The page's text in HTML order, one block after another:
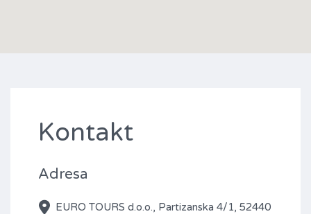
Kontakt
Adresa
EURO TOURS d.o.o., Partizanska 4/1, 52440